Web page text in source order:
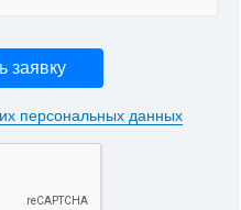
заявку
персональных данных